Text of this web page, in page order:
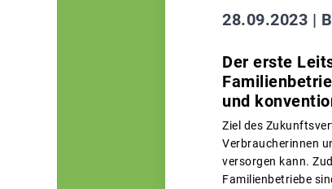
28.09.2023 |
Der erste
und
Ziel des
Verbraucherinnen
versorgen kann.
Familienbetriebe